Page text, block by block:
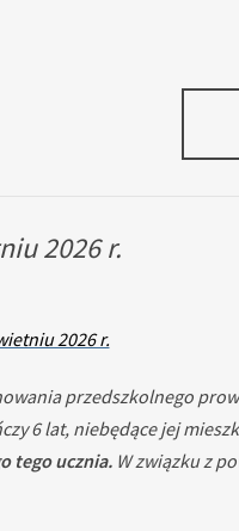
2026 r.
2026 r.
przedszkolnego
6 lat, niebędące jej
tego ucznia. W związku z